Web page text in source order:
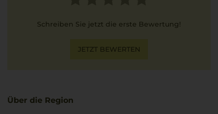
Schreiben Sie jetzt die erste Bewertung!
JETZT BEWERTEN
Über die Region